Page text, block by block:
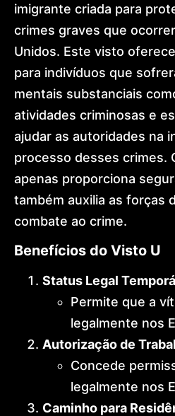
imigrante criada para
crimes graves que
Unidos. Este visto
para indivíduos que
mentais substanciais
atividades criminosas e
ajudar as autoridades na
processo desses crimes.
apenas proporciona
também auxilia as forças
combate ao crime.
Benefícios do Visto U
Status Legal
Permite que a
legalmente nos
Autorização de
Concede
legalmente nos
Caminho para